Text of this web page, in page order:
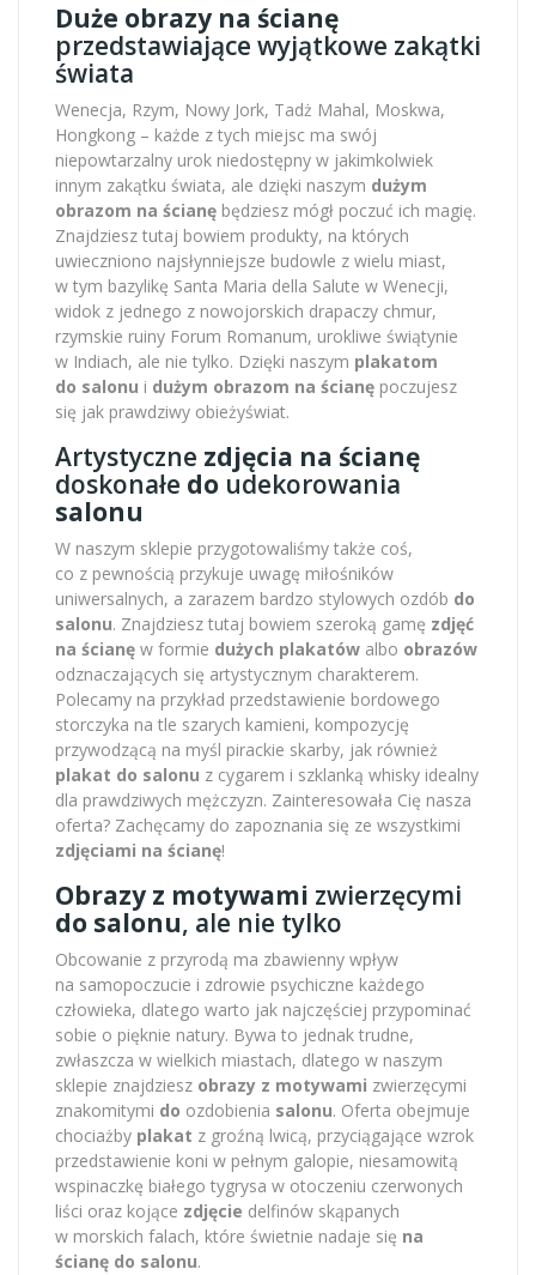
Duże obrazy na ścianę
przedstawiające wyjątkowe zakątki
świata
Wenecja, Rzym, Nowy Jork, Tadż Mahal, Moskwa,
Hongkong – każde z tych miejsc ma swój
niepowtarzalny urok niedostępny w jakimkolwiek
innym zakątku świata, ale dzięki naszym dużym
obrazom na ścianę będziesz mógł poczuć ich magię.
Znajdziesz tutaj bowiem produkty, na których
uwieczniono najsłynniejsze budowle z wielu miast,
w tym bazylikę Santa Maria della Salute w Wenecji,
widok z jednego z nowojorskich drapaczy chmur,
rzymskie ruiny Forum Romanum, urokliwe świątynie
w Indiach, ale nie tylko. Dzięki naszym plakatom
do salonu i dużym obrazom na ścianę poczujesz
się jak prawdziwy obieżyświat.
Artystyczne zdjęcia na ścianę
doskonałe do udekorowania
salonu
W naszym sklepie przygotowaliśmy także coś,
co z pewnością przykuje uwagę miłośników
uniwersalnych, a zarazem bardzo stylowych ozdób do
salonu. Znajdziesz tutaj bowiem szeroką gamę zdjęć
na ścianę w formie dużych plakatów albo obrazów
odznaczających się artystycznym charakterem.
Polecamy na przykład przedstawienie bordowego
storczyka na tle szarych kamieni, kompozycję
przywodzącą na myśl pirackie skarby, jak również
plakat do salonu z cygarem i szklanką whisky idealny
dla prawdziwych mężczyzn. Zainteresowała Cię nasza
oferta? Zachęcamy do zapoznania się ze wszystkimi
zdjęciami na ścianę!
Obrazy z motywami zwierzęcymi
do salonu, ale nie tylko
Obcowanie z przyrodą ma zbawienny wpływ
na samopoczucie i zdrowie psychiczne każdego
człowieka, dlatego warto jak najczęściej przypominać
sobie o pięknie natury. Bywa to jednak trudne,
zwłaszcza w wielkich miastach, dlatego w naszym
sklepie znajdziesz obrazy z motywami zwierzęcymi
znakomitymi do ozdobienia salonu. Oferta obejmuje
chociażby plakat z groźną lwicą, przyciągające wzrok
przedstawienie koni w pełnym galopie, niesamowitą
wspinaczkę białego tygrysa w otoczeniu czerwonych
liści oraz kojące zdjęcie delfinów skąpanych
w morskich falach, które świetnie nadaje się na
ścianę do salonu.